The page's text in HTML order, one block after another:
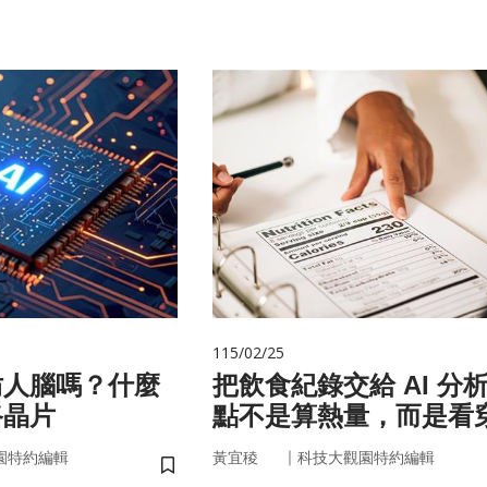
腦嗎？什麼
片
特約編輯
儲存書籤
115/02/25
把飲食紀錄交給 AI 分
點不是算熱量，而是看
的「飲食習慣」
黃宜稜 ｜ 科技大觀園特約編輯